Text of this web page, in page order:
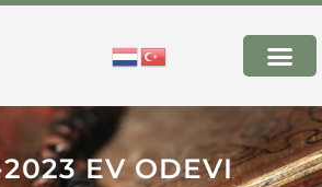
2023 EV ODEVI